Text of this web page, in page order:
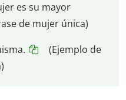
es su mayor
de mujer única)
(Ejemplo de